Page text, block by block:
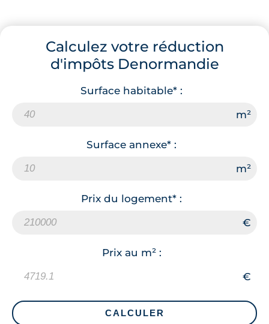
Calculez votre réduction
d'impôts Denormandie
Surface habitable* :
Surface annexe* :
Prix du logement* :
Prix au m² :
CALCULER